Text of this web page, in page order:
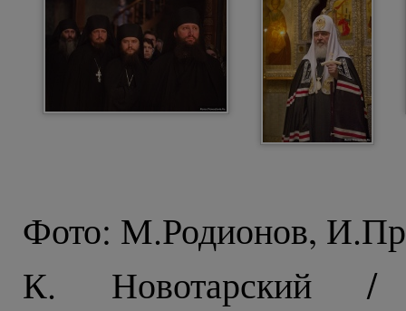
Фото: М.Родионов,
К. Новотарский /